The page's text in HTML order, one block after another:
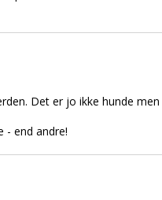
Det er jo ikke hunde
- end andre!